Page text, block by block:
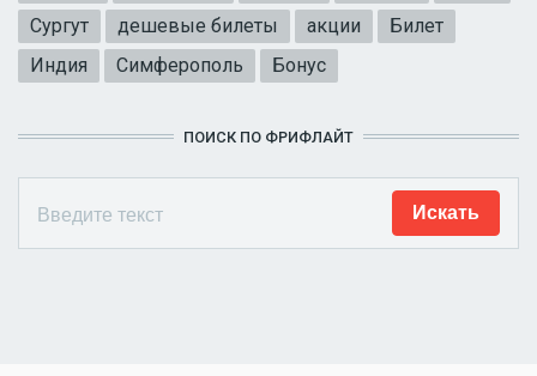
Сургут
дешевые билеты акции
Билет
Индия
Симферополь Бонус
ПОИСК ПО ФРИФЛАЙТ